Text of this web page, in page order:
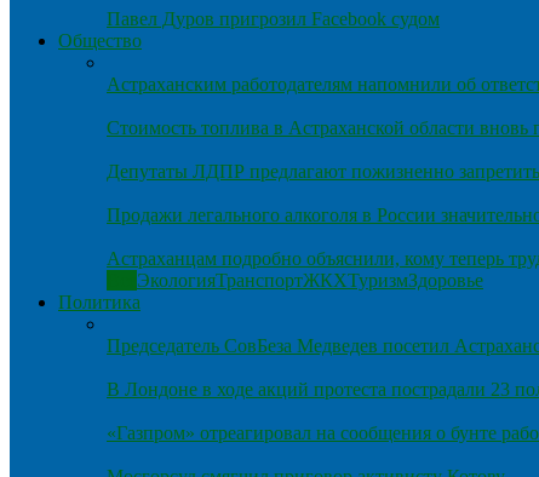
Павел Дуров пригрозил Facebook судом
Общество
Астраханским работодателям напомнили об
Стоимость топлива в Астраханской области вновь
Депутаты ЛДПР предлагают пожизненно
Продажи легального алкоголя в России
Астраханцам подробно объяснили, кому теперь
ЭкологияТранспортЖКХТуризмЗдоровье
Политика
Председатель СовБеза Медведев посетил
В Лондоне в ходе акций протеста пострадали 23
«Газпром» отреагировал на сообщения о бунте